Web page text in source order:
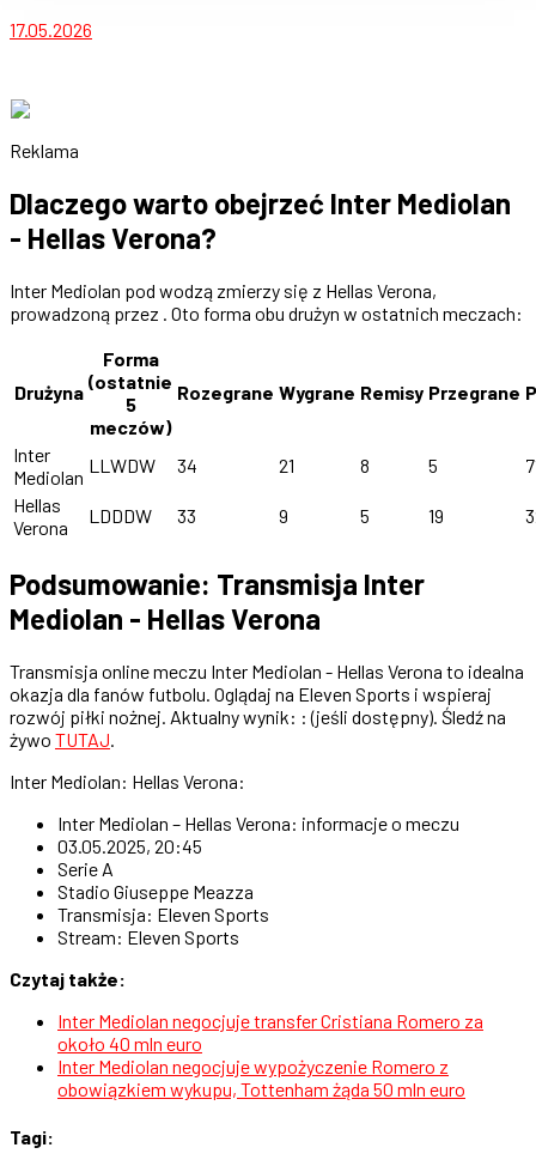
17.05.2026
Reklama
Dlaczego warto obejrzeć Inter Mediolan
- Hellas Verona?
Inter Mediolan pod wodzą zmierzy się z Hellas Verona,
prowadzoną przez . Oto forma obu drużyn w ostatnich meczach:
Drużyna
Forma
(ostatnie
5
meczów)
Rozegrane Wygrane Remisy Przegrane
Inter
Mediolan
LLWDW 34 21 8 5
Hellas
Verona
LDDDW 33 9 5 19
Podsumowanie: Transmisja Inter
Mediolan - Hellas Verona
Transmisja online meczu Inter Mediolan - Hellas Verona to idealna
okazja dla fanów futbolu. Oglądaj na Eleven Sports i wspieraj
rozwój piłki nożnej. Aktualny wynik: : (jeśli dostępny). Śledź na
żywo TUTAJ
Inter Mediolan: Hellas Verona:
Inter Mediolan – Hellas Verona: informacje o meczu
03.05.2025, 20:45
Serie A
Stadio Giuseppe Meazza
Transmisja: Eleven Sports
Stream: Eleven Sports
Czytaj także:
Inter Mediolan negocjuje transfer Cristiana Romero za
około 40 mln euro
Inter Mediolan negocjuje wypożyczenie Romero z
obowiązkiem wykupu, Tottenham żąda 50 mln euro
Tagi: